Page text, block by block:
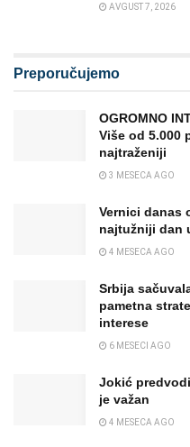
AVGUST 7, 2026
Preporučujemo
OGROMNO
Više od 5.000
najtraženiji
3 MESECA AGO
Vernici danas
najtužniji dan
4 MESECA AGO
Srbija
pametna
interese
6 MESECI AGO
Jokić
je važan
4 MESECA AGO